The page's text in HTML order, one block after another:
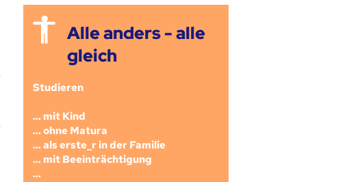
Alle anders - alle
gleich
Studieren
... mit Kind
... ohne Matura
... als erste_r in der Familie
... mit Beeinträchtigung
...